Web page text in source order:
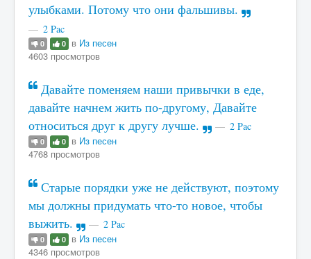
улыбками. Потому что они фальшивы.
2 Pac
0 0 в Из песен
4603 просмотров
Давайте поменяем наши привычки в еде,
давайте начнем жить по-другому, Давайте
относиться друг к другу лучше.
2 Pac
0 0 в Из песен
4768 просмотров
Старые порядки уже не действуют, поэтому
мы должны придумать что-то новое, чтобы
выжить.
2 Pac
0 0 в Из песен
4346 просмотров